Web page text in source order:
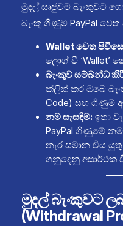
මුදල් සෘජුවම බැංකුවට
බැංකු ගිණුම PayPal
Wallet වෙත
ලොග් වී
බැංකුව සම්බන්ධ
ක්ලික් කර ඔබේ
Code) සහ ගිණුම්
නම සැසඳීම:ඉතා
PayPal ගිණුමේ
නෑර සමාන විය
ගනුදෙනු අසාර්ථක
මුදල් බැංකුවට
(Withdrawal